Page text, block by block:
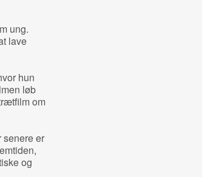
ung.
lave
hun
løb
om
senere er
og